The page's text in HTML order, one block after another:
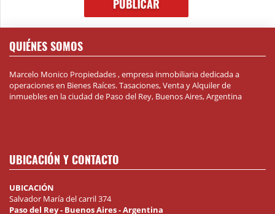
QUIÉNES SOMOS
Marcelo Monico Propiedades , empresa inmobiliaria dedicada a
operaciones en Bienes Raíces. Tasaciones, Venta y Alquiler de
inmuebles en la ciudad de Paso del Rey, Buenos Aires, Argentina
UBICACIÓN Y CONTACTO
UBICACIÓN
Salvador María del carril 374
Paso del Rey - Buenos Aires - Argentina